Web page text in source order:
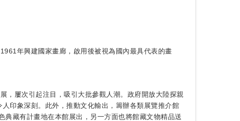
年興建國家畫廊，啟用後被視為國內最具代表的畫
，屢次引起注目，吸引大批參觀人潮。政府開放大陸探親
印象深刻。此外，推動文化輸出，籌辦各類展覽推介館
藏有計畫地在本館展出，另一方面也將館藏文物精品送